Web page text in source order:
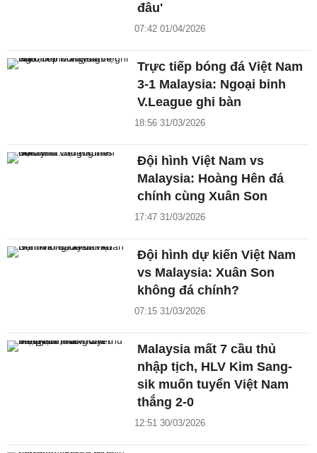
đâu'
07:42 01/04/2026
Trực tiếp bóng đá Việt Nam
3-1 Malaysia: Ngoại binh
V.League ghi bàn
18:56 31/03/2026
Đội hình Việt Nam vs
Malaysia: Hoàng Hên đá
chính cùng Xuân Son
17:47 31/03/2026
Đội hình dự kiến Việt Nam
vs Malaysia: Xuân Son
không đá chính?
07:15 31/03/2026
Malaysia mất 7 cầu thủ
nhập tịch, HLV Kim Sang-
sik muốn tuyển Việt Nam
thắng 2-0
12:51 30/03/2026